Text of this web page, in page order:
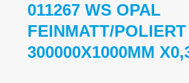
011267 WS OPAL
FEINMATT/POLIERT
300000X1000MM